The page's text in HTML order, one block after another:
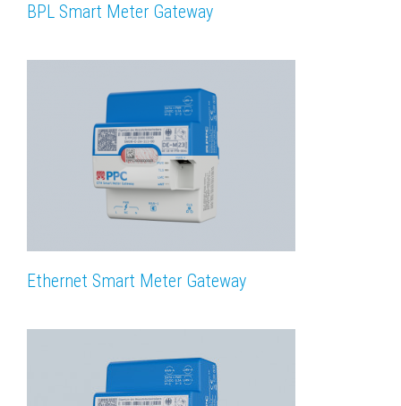
BPL Smart Meter Gateway
Ethernet Smart Meter Gateway